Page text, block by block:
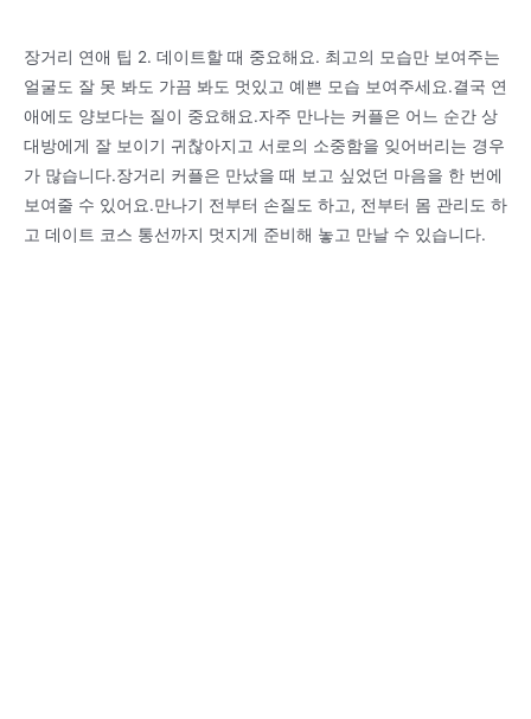
장거리 연애 팁 2. 데이트할 때 중요해요. 최고의 모습만 보여주는
얼굴도 잘 못 봐도 가끔 봐도 멋있고 예쁜 모습 보여주세요.결국 연
애에도 양보다는 질이 중요해요.자주 만나는 커플은 어느 순간 상
대방에게 잘 보이기 귀찮아지고 서로의 소중함을 잊어버리는 경우
가 많습니다.장거리 커플은 만났을 때 보고 싶었던 마음을 한 번에
보여줄 수 있어요.만나기 전부터 손질도 하고, 전부터 몸 관리도 하
고 데이트 코스 통선까지 멋지게 준비해 놓고 만날 수 있습니다.